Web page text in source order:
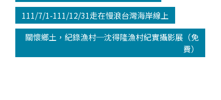
111/7/1-111/12/31走在慢浪台灣海岸線上
關懷鄉土，紀錄漁村─沈得隆漁村紀實攝影展（免
費）